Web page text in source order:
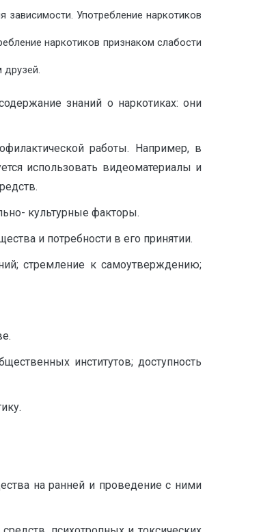
Употребление наркотиков
наркотиков признаком слабости
знаний о наркотиках: они
работы. Например, в
использовать видеоматериалы и
культурные факторы.
и потребности в его принятии.
стремление к самоутверждению;
институтов; доступность
на ранней и проведение с ними